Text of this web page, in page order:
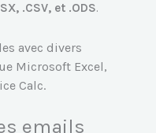
.CSV, et .ODS.
avec divers
Microsoft Excel,
Calc.
emails